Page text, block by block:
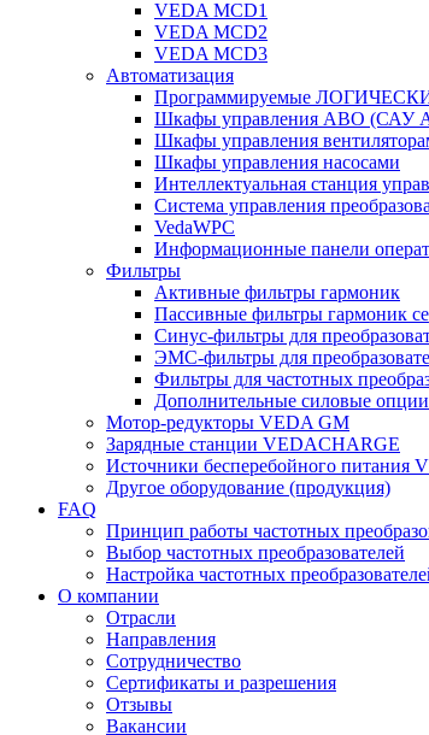
VEDA MCD1
VEDA MCD2
VEDA MCD3
Автоматизация
Программируемые
Шкафы управления АВО (САУ
Шкафы управления
Шкафы управления насосами
Интеллектуальная станция
Система управления
VedaWPC
Информационные панели
Фильтры
Активные фильтры гармоник
Пассивные фильтры гармоник
Синус-фильтры для
ЭМС-фильтры для
Фильтры для частотных
Дополнительные силовые
Мотор-редукторы VEDA GM
Зарядные станции VEDACHARGE
Источники бесперебойного питания
Другое оборудование (продукция)
FAQ
Принцип работы частотных
Выбор частотных преобразователей
Настройка частотных
О компании
Отрасли
Направления
Сотрудничество
Сертификаты и разрешения
Отзывы
Вакансии